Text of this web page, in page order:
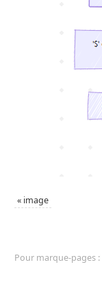
« image
Pour marque-pages :